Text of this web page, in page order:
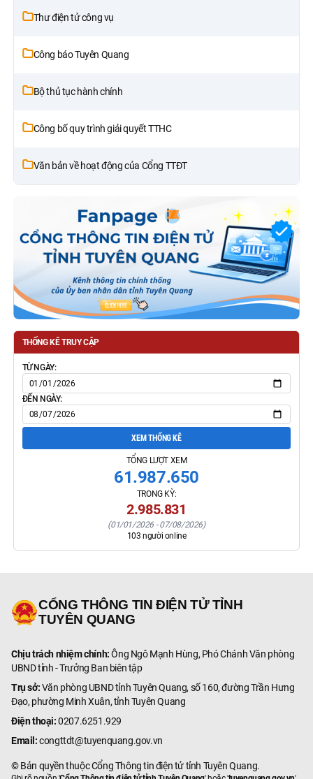
Thư điện tử công vụ
Công báo Tuyên Quang
Bộ thủ tục hành chính
Công bố quy trình giải quyết TTHC
Văn bản về hoạt động của Cổng TTĐT
THỐNG KÊ TRUY CẬP
TỪ NGÀY:
ĐẾN NGÀY:
XEM THỐNG KÊ
TỔNG LƯỢT XEM
61.987.650
TRONG KỲ:
2.985.831
(01/01/2026 -07/08/2026)
103 người online
CỔNG THÔNG TIN ĐIỆN TỬ TỈNH
TUYÊN QUANG
Chịu trách nhiệm chính:Ông Ngô Mạnh Hùng, Phó Chánh Văn phòng
UBND tỉnh - Trưởng Ban biên tập
Trụ sở:Văn phòng UBND tỉnh Tuyên Quang, số 160, đường Trần Hưng
Đạo, phường Minh Xuân, tỉnh Tuyên Quang
Điện thoại:0207.6251.929
Email: congttdt@tuyenquang.gov.vn
© Bản quyền thuộc Cổng Thông tin điện tử tỉnh Tuyên Quang.